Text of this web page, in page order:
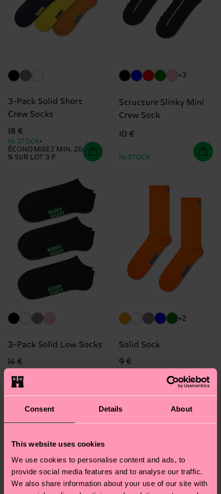
Consent Details About
This website uses cookies
We use cookies to personalise content and ads, to
provide social media features and to analyse our traffic.
We also share information about your use of our site with
3-Pack Solid Short
Crew Socks
18 €
IN STOCK
ÉCONOMISEZ MIN. 20
% SUR LOT 3 P.
+3
Structure Slinky Mini
Crew Sock
10 €
IN STOCK
3-Pack Solid Low Socks
14 €
ÉCONOMISEZ MIN. 20
% SUR LOT 3 P.
+2
Solid Sock
9 €
MÉLANGE DE COTON